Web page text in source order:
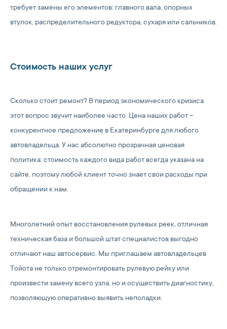
требует замены его элементов: главного вала, опорных
втулок, распределительного редуктора, сухаря или сальников.
Стоимость наших услуг
Сколько стоит ремонт? В период экономического кризиса
этот вопрос звучит наиболее часто. Цена наших работ –
конкурентное предложение в Екатеринбурге для любого
автовладельца. У нас абсолютно прозрачная ценовая
политика: стоимость каждого вида работ всегда указана на
сайте, поэтому любой клиент точно знает свои расходы при
обращении к нам.
Многолетний опыт восстановления рулевых реек, отличная
техническая база и большой штат специалистов выгодно
отличают наш автосервис. Мы приглашаем автовладельцев
Тойота не только отремонтировать рулевую рейку или
произвести замену всего узла, но и осуществить диагностику,
позволяющую оперативно выявить неполадки.